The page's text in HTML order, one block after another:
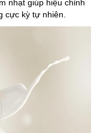
nhạt giúp hiệu chỉnh
cực kỳ tự nhiên.